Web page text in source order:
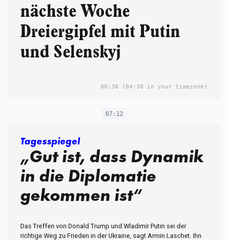
nächste Woche
Dreiergipfel mit Putin
und Selenskyj
06:38 (04:38 in your timezone)
07:12
Tagesspiegel
„Gut ist, dass Dynamik
in die Diplomatie
gekommen ist“
Das Treffen von Donald Trump und Wladimir Putin sei der
richtige Weg zu Frieden in der Ukraine, sagt Armin Laschet. Ihn